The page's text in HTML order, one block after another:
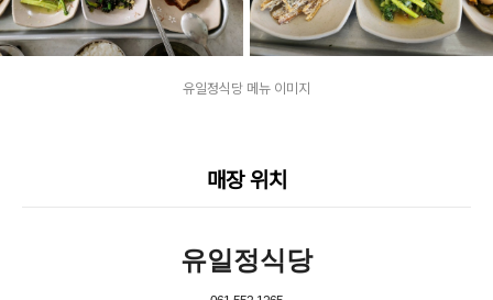
유일정식당 메뉴 이미지
매장 위치